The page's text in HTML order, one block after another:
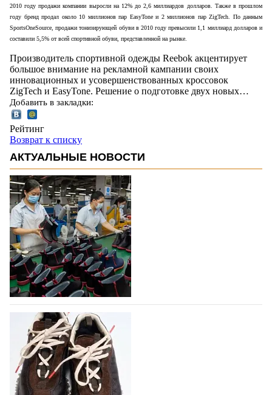
2010 году продажи компании выросли на 12% до 2,6 миллиардов долларов. Также в прошлом
году бренд продал около 10 миллионов пар EasyTone и 2 миллионов пар ZigTech. По данным
SportsOneSource, продажи тонизирующей обуви в 2010 году превысили 1,1 миллиард долларов и
составили 5,5% от всей спортивной обуви, представленной на рынке.
Производитель спортивной одежды Reebok акцентирует
большое внимание на рекламной кампании своих
инновационных и усовершенствованных кроссовок
ZigTech и EasyTone. Решение о подготовке двух новых…
Добавить в закладки:
Рейтинг
Возврат к списку
АКТУАЛЬНЫЕ НОВОСТИ
Объем мирового производства обуви в
2025 году практически не увеличился
В 2025 году мировое производство обуви
практически не изменилось, зафиксировав